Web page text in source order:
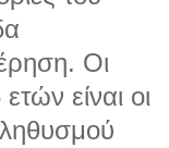
Οι
είναι οι